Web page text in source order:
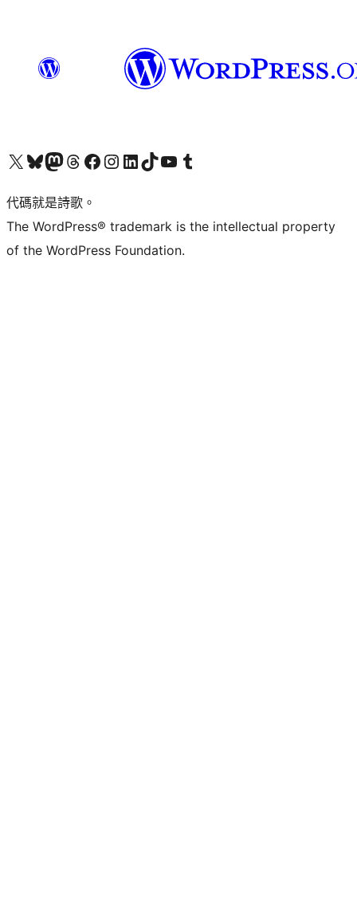
Visit our X (formerly Twitter) account
Visit our Bluesky account
Visit our Mastodon account
Visit our Threads account
訪問我們的 Facebook 專頁Visit our Instagram account
Visit our LinkedIn account
Visit our TikTok account
Visit our YouTube channel
Visit our Tumblr account
代碼就是詩歌。
The WordPress® trademark is the intellectual property
of the WordPress Foundation.